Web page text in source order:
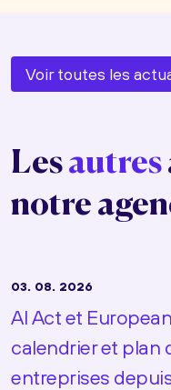
Voir toutes les
Lesautres
notre
03. 08. 2026
AI Act et
calendrier et plan
entreprises